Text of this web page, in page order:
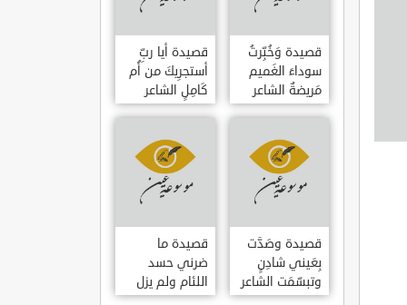
قصيدة وَخُبِّرتُ
سوداءَ الغَميم
مَريضةٌ الشاعر
العوام بن عقبة
قصيدة أيا ربِّ
أستجرِيكَ من أُم
كَامِلٍ الشاعر
العوام بن عقبة
قصيدة وصَدَّت
بِعَيني شادِنٍ
وتبسّمَت الشاعر
العوام بن عقبة
قصيدة ما
ضرني حسد
اللئام ولم يزل
الشاعر عمارة بن